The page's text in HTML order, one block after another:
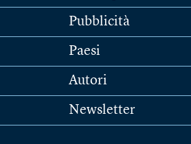
Pubblicità
Paesi
Autori
Newsletter